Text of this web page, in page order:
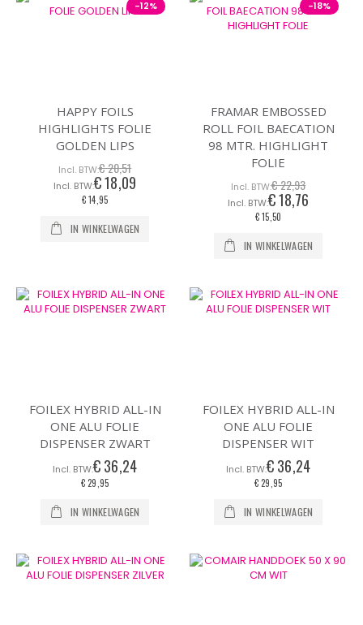
-12%
HAPPY FOILS
HIGHLIGHTS FOLIE
GOLDEN LIPS
€ 20,51
Speciale
prijs
€ 18,09
€ 14,95
IN WINKELWAGEN
-18%
FRAMAR EMBOSSED
ROLL FOIL BAECATION
98 MTR. HIGHLIGHT
FOLIE
€ 22,93
Speciale
prijs
€ 18,76
€ 15,50
IN WINKELWAGEN
FOILEX HYBRID ALL-IN
ONE ALU FOLIE
DISPENSER ZWART
€ 36,24
€ 29,95
IN WINKELWAGEN
FOILEX HYBRID ALL-IN
ONE ALU FOLIE
DISPENSER WIT
€ 36,24
€ 29,95
IN WINKELWAGEN